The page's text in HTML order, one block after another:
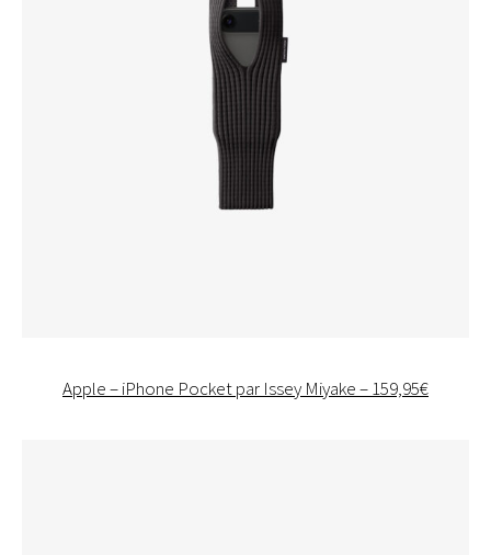
Apple – iPhone Pocket par Issey Miyake – 159,95€